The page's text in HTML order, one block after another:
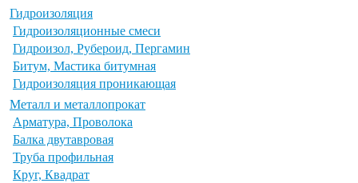
Гидроизоляция
Гидроизоляционные смеси
Гидроизол, Рубероид, Пергамин
Битум, Мастика битумная
Гидроизоляция проникающая
Металл и металлопрокат
Арматура, Проволока
Балка двутавровая
Труба профильная
Круг, Квадрат